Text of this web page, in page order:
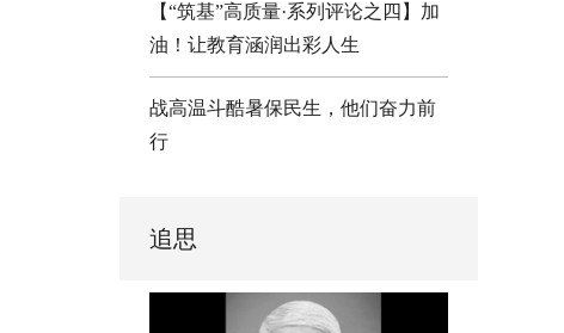
【“筑基”高质量·系列评论之四】加
油！让教育涵润出彩人生
战高温斗酷暑保民生，他们奋力前
行
追思